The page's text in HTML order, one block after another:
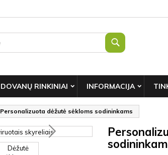
DOVANŲ RINKINIAI INFORMACIJA
Personalizuota dėžutė sėkloms sodininkams